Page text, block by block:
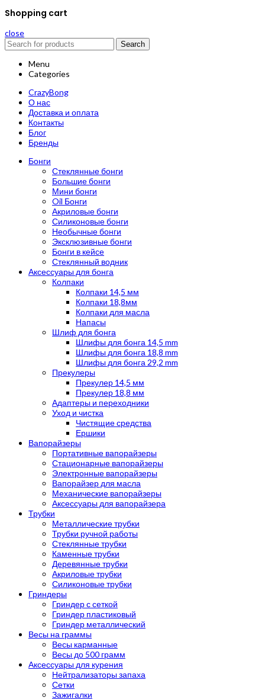
Shopping cart
close
Search
Menu
Categories
CrazyBong
О нас
Доставка и оплата
Контакты
Блог
Бренды
Бонги
Стеклянные бонги
Большие бонги
Мини бонги
Oil Бонги
Акриловые бонги
Силиконовые бонги
Необычные бонги
Эксклюзивные бонги
Бонги в кейсе
Стеклянный водник
Аксессуары для бонга
Колпаки
Колпаки 14,5 мм
Колпаки 18,8мм
Колпаки для масла
Напасы
Шлиф для бонга
Шлифы для бонга 14,5 mm
Шлифы для бонга 18,8 mm
Шлифы для бонга 29,2 mm
Прекулеры
Прекулер 14,5 мм
Прекулер 18,8 мм
Адаптеры и переходники
Уход и чистка
Чистящие средства
Ершики
Вапорайзеры
Портативные вапорайзеры
Стационарные вапорайзеры
Электронные вапорайзеры
Вапорайзер для масла
Механические вапорайзеры
Аксессуары для вапорайзера
Трубки
Металлические трубки
Трубки ручной работы
Стеклянные трубки
Каменные трубки
Деревянные трубки
Акриловые трубки
Силиконовые трубки
Гриндеры
Гриндер с сеткой
Гриндер пластиковый
Гриндер металлический
Весы на граммы
Весы карманные
Весы до 500 грамм
Аксессуары для курения
Нейтрализаторы запаха
Сетки
Зажигалки